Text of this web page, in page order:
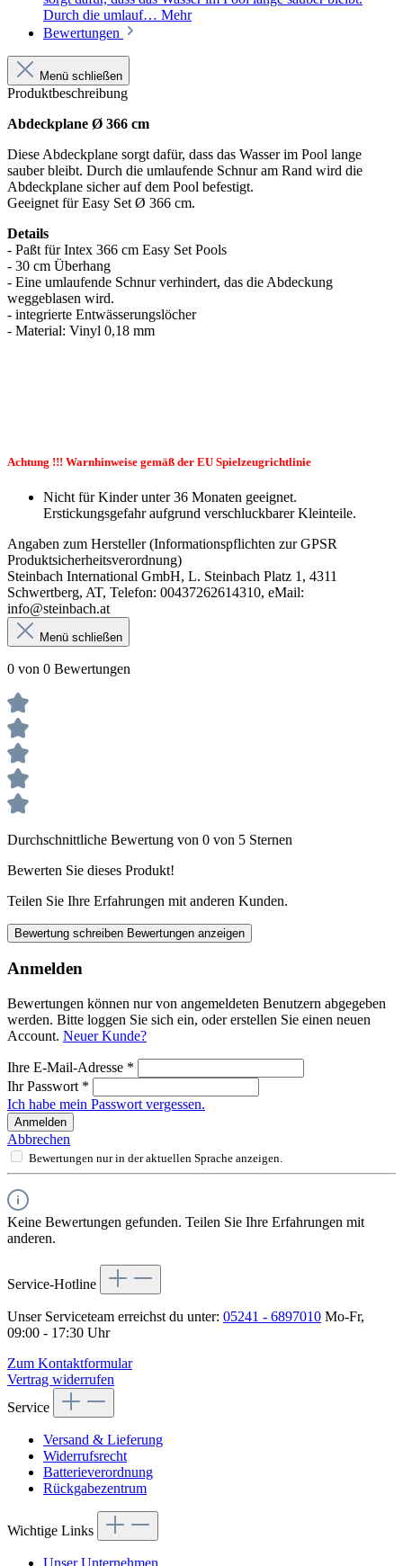
Durch die umlauf… Mehr
Bewertungen
Menü schließen
Produktbeschreibung
Abdeckplane Ø 366 cm
Diese Abdeckplane sorgt dafür, dass das Wasser im Pool lange
sauber bleibt. Durch die umlaufende Schnur am Rand wird die
Abdeckplane sicher auf dem Pool befestigt.
Geeignet für Easy Set Ø 366 cm.
Details
- Paßt für Intex 366 cm Easy Set Pools
- 30 cm Überhang
- Eine umlaufende Schnur verhindert, das die Abdeckung
weggeblasen wird.
- integrierte Entwässerungslöcher
- Material: Vinyl 0,18 mm
Achtung !!! Warnhinweise gemäß der EU Spielzeugrichtlinie
Nicht für Kinder unter 36 Monaten geeignet.
Erstickungsgefahr aufgrund verschluckbarer Kleinteile.
Angaben zum Hersteller (Informationspflichten zur GPSR
Produktsicherheitsverordnung)
Steinbach International GmbH, L. Steinbach Platz 1, 4311
Schwertberg, AT, Telefon: 00437262614310, eMail:
info@steinbach.at
Menü schließen
0 von 0 Bewertungen
Durchschnittliche Bewertung von 0 von 5 Sternen
Bewerten Sie dieses Produkt!
Teilen Sie Ihre Erfahrungen mit anderen Kunden.
Bewertung schreiben Bewertungen anzeigen
Anmelden
Bewertungen können nur von angemeldeten Benutzern abgegeben
werden. Bitte loggen Sie sich ein, oder erstellen Sie einen neuen
Account. Neuer Kunde?
Ihre E-Mail-Adresse *
Ihr Passwort *
Ich habe mein Passwort vergessen.
Anmelden
Abbrechen
Bewertungen nur in der aktuellen Sprache anzeigen.
Keine Bewertungen gefunden. Teilen Sie Ihre Erfahrungen mit
anderen.
Service-Hotline
Unser Serviceteam erreichst du unter: 05241 - 6897010 Mo-Fr,
09:00 - 17:30 Uhr
Zum Kontaktformular
Vertrag widerrufen
Service
Versand & Lieferung
Widerrufsrecht
Batterieverordnung
Rückgabezentrum
Wichtige Links